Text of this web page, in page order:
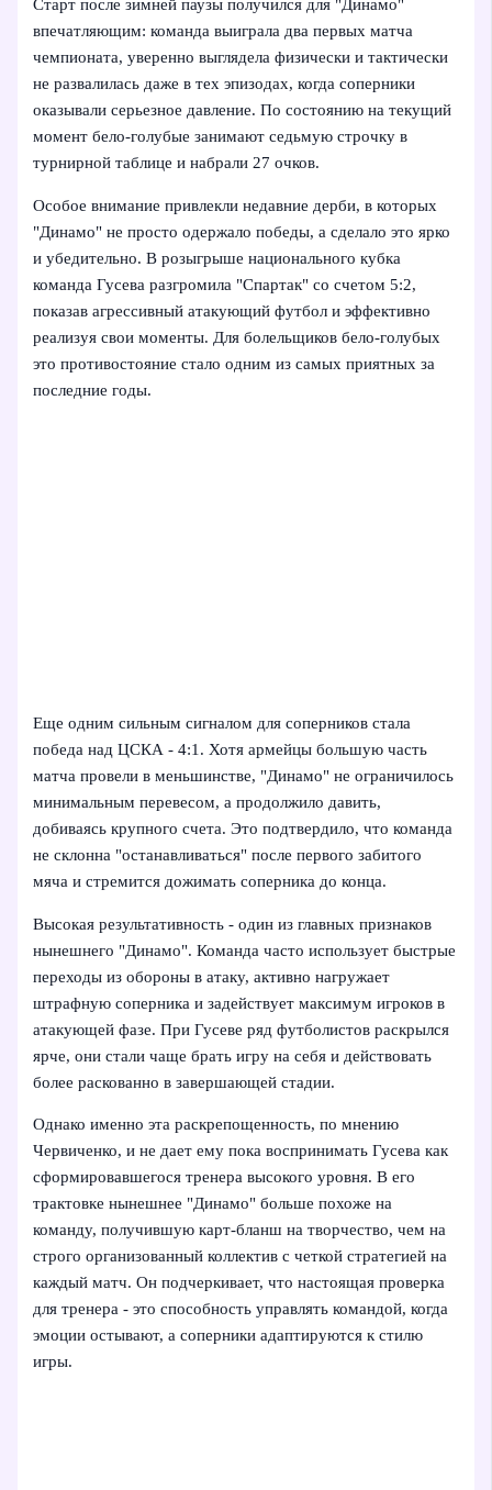
Старт после зимней паузы получился для "Динамо"
впечатляющим: команда выиграла два первых матча
чемпионата, уверенно выглядела физически и тактически
не развалилась даже в тех эпизодах, когда соперники
оказывали серьезное давление. По состоянию на текущий
момент бело‑голубые занимают седьмую строчку в
турнирной таблице и набрали 27 очков.
Особое внимание привлекли недавние дерби, в которых
"Динамо" не просто одержало победы, а сделало это ярко
и убедительно. В розыгрыше национального кубка
команда Гусева разгромила "Спартак" со счетом 5:2,
показав агрессивный атакующий футбол и эффективно
реализуя свои моменты. Для болельщиков бело‑голубых
это противостояние стало одним из самых приятных за
последние годы.
Еще одним сильным сигналом для соперников стала
победа над ЦСКА - 4:1. Хотя армейцы большую часть
матча провели в меньшинстве, "Динамо" не ограничилось
минимальным перевесом, а продолжило давить,
добиваясь крупного счета. Это подтвердило, что команда
не склонна "останавливаться" после первого забитого
мяча и стремится дожимать соперника до конца.
Высокая результативность - один из главных признаков
нынешнего "Динамо". Команда часто использует быстрые
переходы из обороны в атаку, активно нагружает
штрафную соперника и задействует максимум игроков в
атакующей фазе. При Гусеве ряд футболистов раскрылся
ярче, они стали чаще брать игру на себя и действовать
более раскованно в завершающей стадии.
Однако именно эта раскрепощенность, по мнению
Червиченко, и не дает ему пока воспринимать Гусева как
сформировавшегося тренера высокого уровня. В его
трактовке нынешнее "Динамо" больше похоже на
команду, получившую карт-бланш на творчество, чем на
строго организованный коллектив с четкой стратегией на
каждый матч. Он подчеркивает, что настоящая проверка
для тренера - это способность управлять командой, когда
эмоции остывают, а соперники адаптируются к стилю
игры.